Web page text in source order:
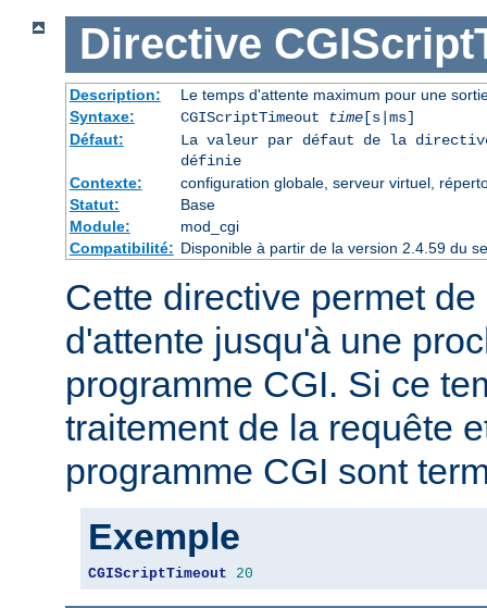
Directive
Description:
Le temps d'attente maximum pour une
Syntaxe:
CGIScriptTimeout time[s|ms]
Défaut:
La valeur par défaut de la
définie
Contexte:
configuration globale, serveur virtuel,
Statut:
Base
Module:
mod_cgi
Compatibilité: Disponible à partir de la version 2.4.59 du
Cette directive permet
d'attente jusqu'à une
programme CGI. Si ce
traitement de la requête
programme CGI sont
Exemple
CGIScriptTimeout 20